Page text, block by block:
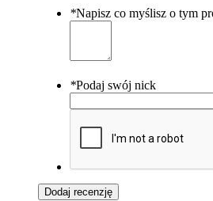
*Napisz co myślisz o tym
*Podaj swój nick
Dodaj recenzję